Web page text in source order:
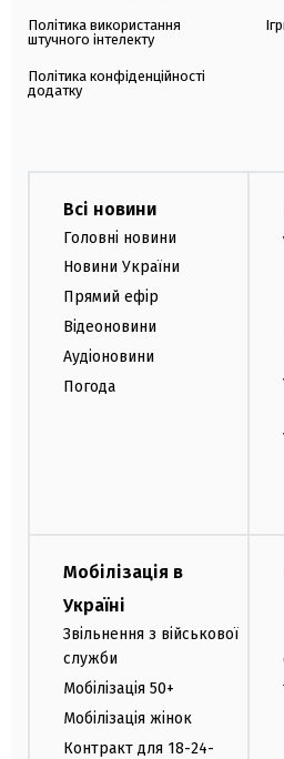
Політика використання
штучного інтелекту
Політика конфіденційності
додатку
Всі новини
Головні новини
Новини України
Прямий ефір
Відеоновини
Аудіоновини
Погода
Мобілізація в
Україні
Звільнення з військової
служби
Мобілізація 50+
Мобілізація жінок
Контракт для 18-24-